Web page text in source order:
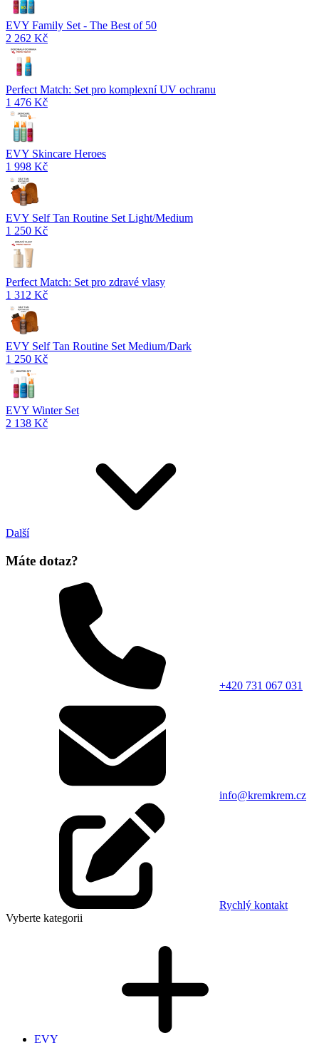
EVY Family Set - The Best of 50
2 262 Kč
Perfect Match: Set pro komplexní UV ochranu
1 476 Kč
EVY Skincare Heroes
1 998 Kč
EVY Self Tan Routine Set Light/Medium
1 250 Kč
Perfect Match: Set pro zdravé vlasy
1 312 Kč
EVY Self Tan Routine Set Medium/Dark
1 250 Kč
EVY Winter Set
2 138 Kč
Další
Máte dotaz?
+420 731 067 031
info@kremkrem.cz
Rychlý kontakt
Vyberte kategorii
EVY